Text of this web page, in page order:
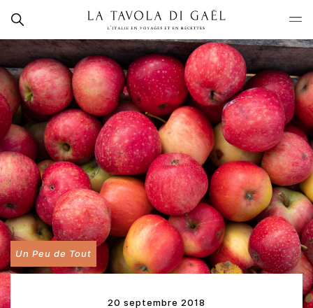
content
La
Tavola
di
Gaël
Rechercher
Un Peu de Tout
20 septembre 2018